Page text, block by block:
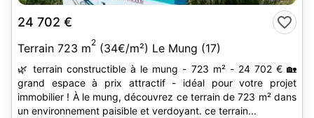
24 702 €
Terrain 723 m2 (34€/m²) Le Mung (17)
🌿 terrain constructible à le mung - 723 m² - 24 702 € 🏡
grand espace à prix attractif - idéal pour votre projet
immobilier ! À le mung, découvrez ce terrain de 723 m² dans
un environnement paisible et verdoyant. ce terrain...